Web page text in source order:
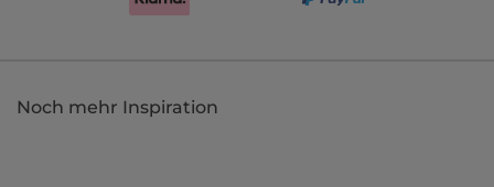
Noch mehr Inspiration